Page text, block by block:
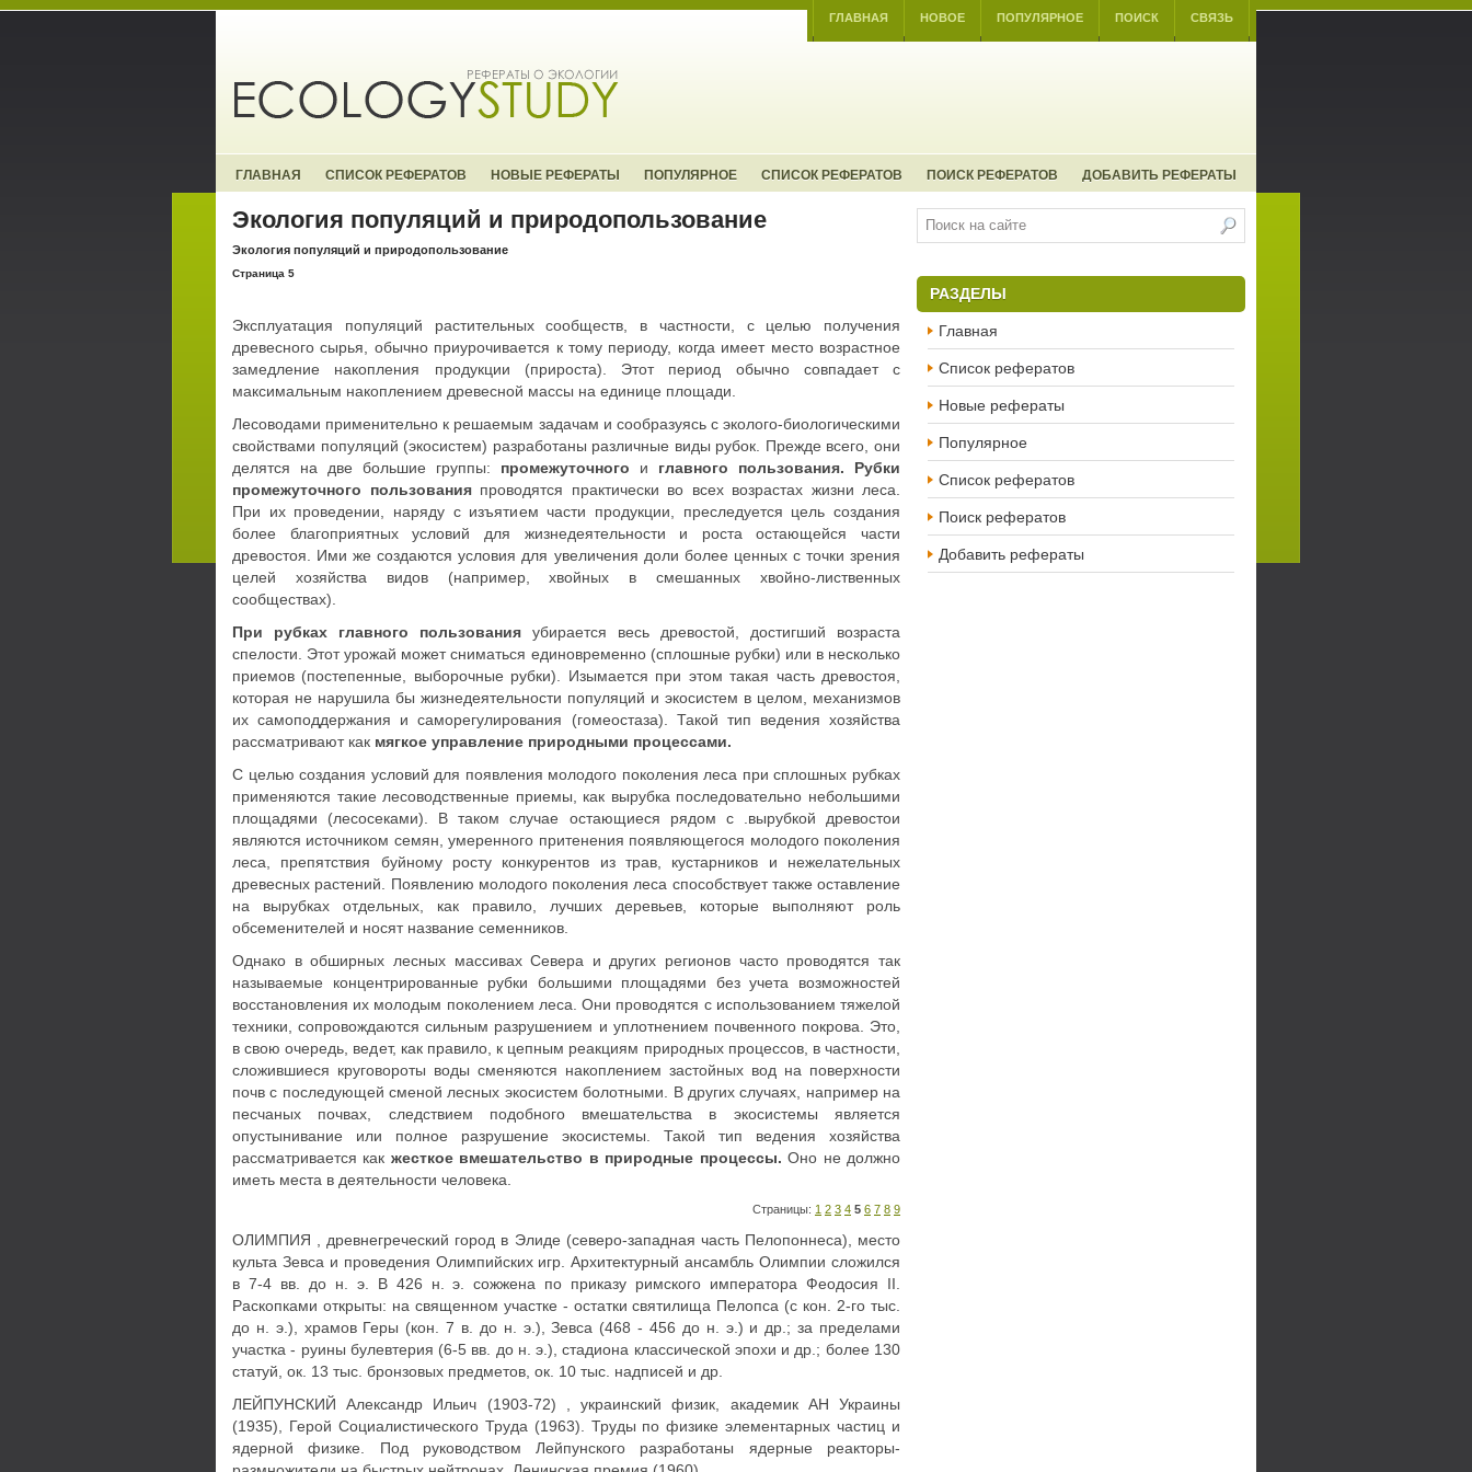
ГЛАВНАЯ НОВОЕ ПОПУЛЯРНОЕ ПОИСК СВЯЗЬ
ГЛАВНАЯ СПИСОК РЕФЕРАТОВ НОВЫЕ РЕФЕРАТЫ ПОПУЛЯРНОЕ СПИСОК РЕФЕРАТОВ ПОИСК РЕФЕРАТОВ ДОБАВИТЬ РЕФЕРАТЫ
Экология популяций и природопользование
Экология популяций и природопользование
Страница 5
Эксплуатация популяций растительных сообществ, в частности, с целью получения
древесного сырья, обычно приурочивается к тому периоду, когда имеет место возрастное
замедление накопления продукции (прироста). Этот период обычно совпадает с
максимальным накоплением древесной массы на единице площади.
Лесоводами применительно к решаемым задачам и сообразуясь с эколого-биологическими
свойствами популяций (экосистем) разработаны различные виды рубок. Прежде всего, они
делятся на две большие группы: промежуточного и главного пользования. Рубки
промежуточного пользования проводятся практически во всех возрастах жизни леса.
При их проведении, наряду с изъятием части продукции, преследуется цель создания
более благоприятных условий для жизнедеятельности и роста остающейся части
древостоя. Ими же создаются условия для увеличения доли более ценных с точки зрения
целей хозяйства видов (например, хвойных в смешанных хвойно-лиственных
сообществах).
При рубках главного пользования убирается весь древостой, достигший возраста
спелости. Этот урожай может сниматься единовременно (сплошные рубки) или в несколько
приемов (постепенные, выборочные рубки). Изымается при этом такая часть древостоя,
которая не нарушила бы жизнедеятельности популяций и экосистем в целом, механизмов
их самоподдержания и саморегулирования (гомеостаза). Такой тип ведения хозяйства
рассматривают как мягкое управление природными процессами.
С целью создания условий для появления молодого поколения леса при сплошных рубках
применяются такие лесоводственные приемы, как вырубка последовательно небольшими
площадями (лесосеками). В таком случае остающиеся рядом с .вырубкой древостои
являются источником семян, умеренного притенения появляющегося молодого поколения
леса, препятствия буйному росту конкурентов из трав, кустарников и нежелательных
древесных растений. Появлению молодого поколения леса способствует также оставление
на вырубках отдельных, как правило, лучших деревьев, которые выполняют роль
обсеменителей и носят название семенников.
Однако в обширных лесных массивах Севера и других регионов часто проводятся так
называемые концентрированные рубки большими площадями без учета возможностей
восстановления их молодым поколением леса. Они проводятся с использованием тяжелой
техники, сопровождаются сильным разрушением и уплотнением почвенного покрова. Это,
в свою очередь, ведет, как правило, к цепным реакциям природных процессов, в частности,
сложившиеся круговороты воды сменяются накоплением застойных вод на поверхности
почв с последующей сменой лесных экосистем болотными. В других случаях, например на
песчаных почвах, следствием подобного вмешательства в экосистемы является
опустынивание или полное разрушение экосистемы. Такой тип ведения хозяйства
рассматривается как жесткое вмешательство в природные процессы.Оно не должно
иметь места в деятельности человека.
Страницы: 1 2 3 4 5 6 7 8 9
ОЛИМПИЯ , древнегреческий город в Элиде (северо-западная часть Пелопоннеса), место
культа Зевса и проведения Олимпийских игр. Архитектурный ансамбль Олимпии сложился
в 7-4 вв. до н. э. В 426 н. э. сожжена по приказу римского императора Феодосия II.
Раскопками открыты: на священном участке - остатки святилища Пелопса (с кон. 2-го тыс.
до н. э.), храмов Геры (кон. 7 в. до н. э.), Зевса (468 - 456 до н. э.) и др.; за пределами
участка - руины булевтерия (6-5 вв. до н. э.), стадиона классической эпохи и др.; более 130
статуй, ок. 13 тыс. бронзовых предметов, ок. 10 тыс. надписей и др.
ЛЕЙПУНСКИЙ Александр Ильич (1903-72) , украинский физик, академик АН Украины
(1935), Герой Социалистического Труда (1963). Труды по физике элементарных частиц и
ядерной физике. Под руководством Лейпунского разработаны ядерные реакторы-
РАЗДЕЛЫ
Главная
Список рефератов
Новые рефераты
Популярное
Список рефератов
Поиск рефератов
Добавить рефераты